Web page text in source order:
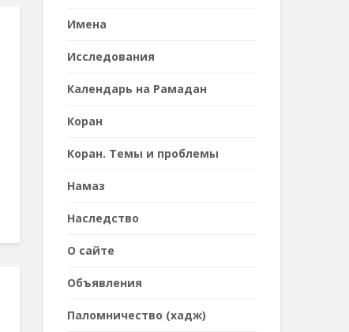
Имена
Исследования
Календарь на Рамадан
Коран
Коран. Темы и проблемы
Намаз
Наследствo
О сайте
Объявления
Паломничество (хадж)